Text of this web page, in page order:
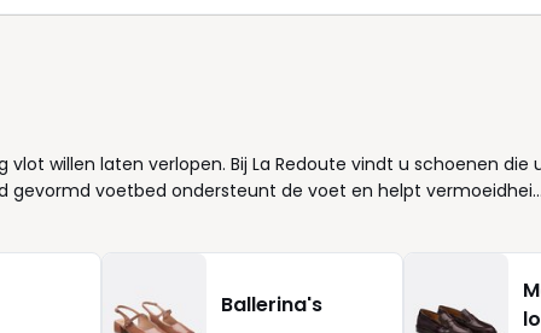
willen laten verlopen. Bij La Redoute vindt u schoenen die
gevormd voetbed ondersteunt de voet en helpt vermoeidheid
pad gaat. Kies een leren sandaal voor een zachte pasvorm
zelfs naast uw favoriete laarzen in het tussenseizoen. Elke
lichter te maken. Bekijk de collectie en toevoegen aan uw stijl
Ballerina's